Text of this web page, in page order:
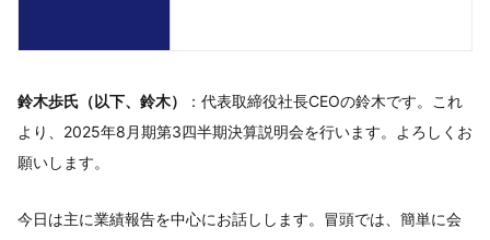
鈴木歩氏（以下、鈴木）
：代表取締役社長CEOの鈴木です。これ
より、2025年8月期第3四半期決算説明会を行います。よろしくお
願いします。
今日は主に業績報告を中心にお話しします。冒頭では、簡単に会